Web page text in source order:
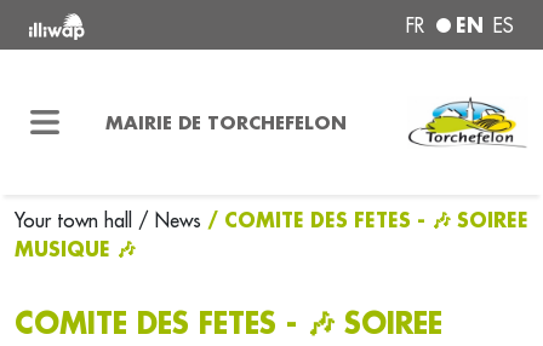
FR EN ES
MAIRIE DE TORCHEFELON
Your town hall / News / COMITE DES FETES - 🎶 SOIREE
MUSIQUE 🎶
COMITE DES FETES - 🎶 SOIREE